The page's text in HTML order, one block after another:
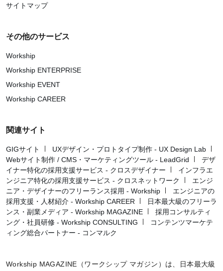
サイトマップ
その他のサービス
Workship
Workship ENTERPRISE
Workship EVENT
Workship CAREER
関連サイト
GIGサイト
UXデザイン・プロトタイプ制作 - UX Design Lab
Webサイト制作 / CMS・マーケティングツール - LeadGrid
デザ
イナー特化の採用支援サービス - クロスデザイナー
インフラエ
ンジニア特化の採用支援サービス - クロスネットワーク
エンジ
ニア・デザイナーのフリーランス採用 - Workship
エンジニアの
採用支援・人材紹介 - Workship CAREER
日本最大級のフリーラ
ンス・副業メディア - Workship MAGAZINE
採用コンサルティ
ング・社員研修 - Workship CONSULTING
コンテンツマーケテ
ィング総合パートナー - コンマルク
Workship MAGAZINE（ワークシップ マガジン）は、日本最大級